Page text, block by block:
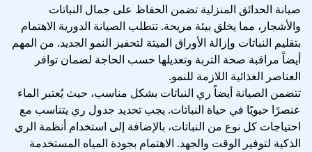
صيانة الحدائق المنزلية تضمن الحفاظ على جمال النباتات
والأشجار، مما يخلق بيئة مريحة. تتطلب الصيانة الدورية الاهتمام
بتقليم النباتات وإزالة الأوراق الميتة لتحفيز النمو الجديد. من المهم
أيضاً مراقبة صحة التربة وتعديلها حسب الحاجة لضمان توافر
العناصر الغذائية اللازمة للنمو.
تتضمن الصيانة أيضاً ري النباتات بشكل مناسب، حيث يُعتبر الماء
عنصرًا حيويًا في حياة النباتات. يجب تحديد جدول ري يتناسب مع
احتياجات كل نوع من النباتات، بالإضافة إلى استخدام أنظمة الري
الذكية لتوفير الوقت والجهد. الاهتمام بجودة المياه المستخدمة